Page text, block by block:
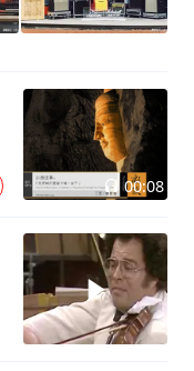
00:08